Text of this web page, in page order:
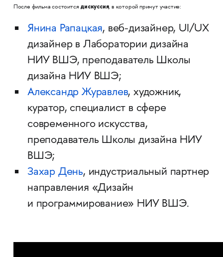
После фильма состоится дискуссия, в которой примут участие:
Янина Рапацкая, веб-дизайнер, UI/UX
дизайнер в Лаборатории дизайна
НИУ ВШЭ, преподаватель Школы
дизайна НИУ ВШЭ;
Александр Журавлев, художник,
куратор, специалист в сфере
современного искусства,
преподаватель Школы дизайна НИУ
ВШЭ;
Захар День, индустриальный партнер
направления «Дизайн
и программирование» НИУ ВШЭ.